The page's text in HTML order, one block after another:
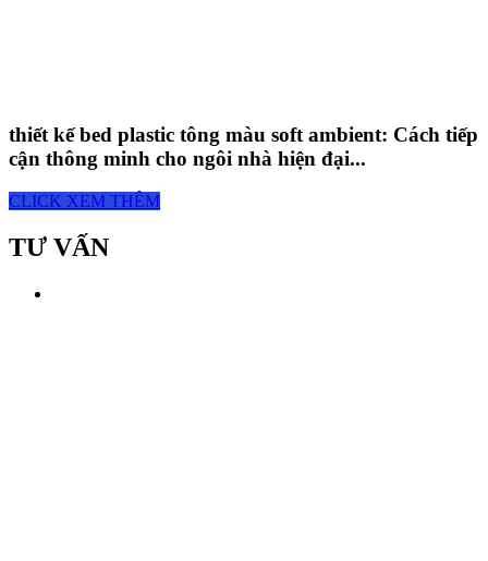
thiết kế bed plastic tông màu soft ambient: Cách tiếp
cận thông minh cho ngôi nhà hiện đại...
CLICK XEM THÊM
TƯ VẤN